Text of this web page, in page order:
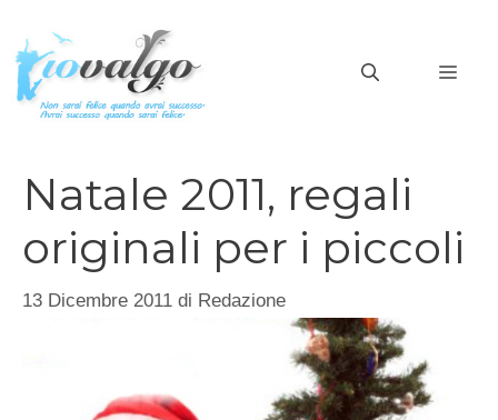
contenuto
Natale 2011, regali
originali per i piccoli
13 Dicembre 2011 di Redazione